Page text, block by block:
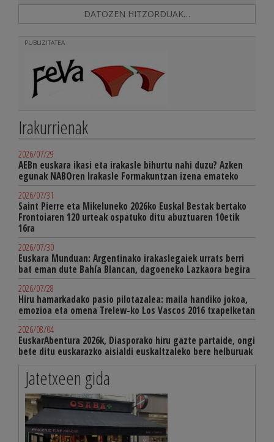
DATOZEN HITZORDUAK…
PUBLIZITATEA
Irakurrienak
2026/07/29
AEBn euskara ikasi eta irakasle bihurtu nahi duzu? Azken
egunak NABOren Irakasle Formakuntzan izena emateko
2026/07/31
Saint Pierre eta Mikeluneko 2026ko Euskal Bestak bertako
Frontoiaren 120 urteak ospatuko ditu abuztuaren 10etik
16ra
2026/07/30
Euskara Munduan: Argentinako irakaslegaiek urrats berri
bat eman dute Bahía Blancan, dagoeneko Lazkaora begira
2026/07/28
Hiru hamarkadako pasio pilotazalea: maila handiko jokoa,
emozioa eta omena Trelew-ko Los Vascos 2016 txapelketan
2026/08/04
EuskarAbentura 2026k, Diasporako hiru gazte partaide, ongi
bete ditu euskarazko aisialdi euskaltzaleko bere helburuak
Jatetxeen gida